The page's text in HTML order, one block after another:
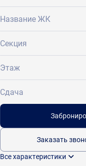
Название ЖК
Секция
Этаж
Сдача
Заказать
Все характеристики